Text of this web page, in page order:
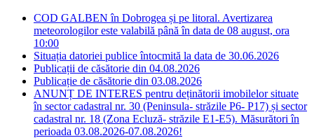
COD GALBEN în Dobrogea și pe litoral. Avertizarea
meteorologilor este valabilă până în data de 08 august, ora
10:00
Situația datoriei publice întocmită la data de 30.06.2026
Publicații de căsătorie din 04.08.2026
Publicație de căsătorie din 03.08.2026
ANUNȚ DE INTERES pentru deținătorii imobilelor situate
în sector cadastral nr. 30 (Peninsula- străzile P6- P17) și sector
cadastral nr. 18 (Zona Ecluză- străzile E1-E5). Măsurători în
perioada 03.08.2026-07.08.2026!